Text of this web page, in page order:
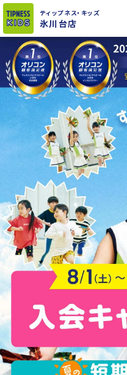
ティップネス・キッズ
氷川台店